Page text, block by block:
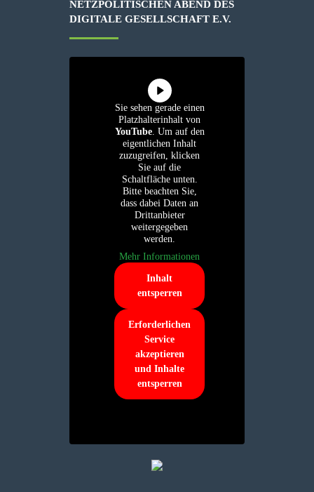
ETZPOLITISCHEN ABEND DES D
IGITALE GESELLSCHAFT E.V.
Sie sehen gerade einen
Platzhalterinhalt von
YouTube. Um auf den
eigentlichen Inhalt
zuzugreifen, klicken
Sie auf die
Schaltfläche unten.
Bitte beachten Sie,
dass dabei Daten an
Drittanbieter
weitergegeben
werden.
Mehr Informationen
Inhalt
entsperren
Erforderlichen
Service
akzeptieren
und Inhalte
entsperren